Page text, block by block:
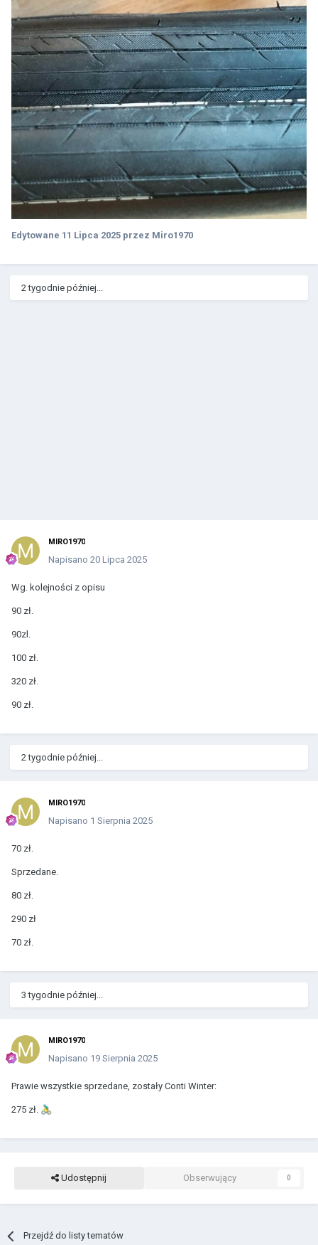
Edytowane 11 Lipca 2025 przez Miro1970
2 tygodnie później...
MIRO1970
Napisano 20 Lipca 2025
Wg. kolejności z opisu
90 zł.
90zl.
100 zł.
320 zł.
90 zł.
2 tygodnie później...
MIRO1970
Napisano 1 Sierpnia 2025
70 zł.
Sprzedane.
80 zł.
290 zł
70 zł.
3 tygodnie później...
MIRO1970
Napisano 19 Sierpnia 2025
Prawie wszystkie sprzedane, zostały Conti Winter:
275 zł. 🚴‍♂️
Udostępnij Obserwujący 0
Przejdź do listy tematów